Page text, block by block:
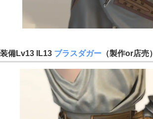
装備Lv13 IL13 ブラスダガー （製作or店売）